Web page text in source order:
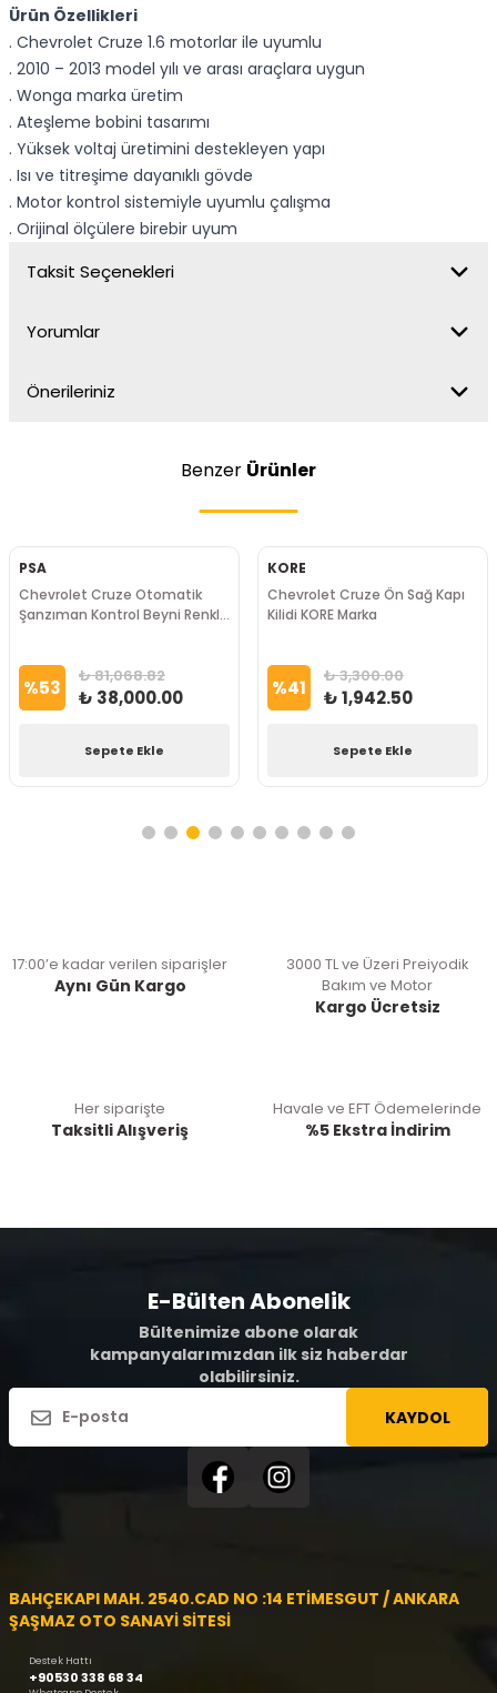
Ürün Özellikleri
. Chevrolet Cruze 1.6 motorlar ile uyumlu
. 2010 – 2013 model yılı ve arası araçlara uygun
. Wonga marka üretim
. Ateşleme bobini tasarımı
. Yüksek voltaj üretimini destekleyen yapı
. Isı ve titreşime dayanıklı gövde
. Motor kontrol sistemiyle uyumlu çalışma
. Orijinal ölçülere birebir uyum
Taksit Seçenekleri
Yorumlar
Önerileriniz
Benzer Ürünler
PSA
Chevrolet Cruze Otomatik
Şanzıman Kontrol Beyni Renkli
%53 ₺ 81,068.82
₺ 38,000.00
Sepete Ekle
KORE
Chevrolet Cruze Ön Sağ Kapı
Kilidi KORE Marka
%41 ₺ 3,300.00
₺ 1,942.50
Sepete Ekle
17:00’e kadar verilen siparişler
Aynı Gün Kargo
3000 TL ve Üzeri Preiyodik
Bakım ve Motor
Kargo Ücretsiz
Her siparişte
Taksitli Alışveriş
Havale ve EFT Ödemelerinde
%5 Ekstra İndirim
E-Bülten Abonelik
Bültenimize abone olarak
kampanyalarımızdan ilk siz haberdar
olabilirsiniz.
KAYDOL
BAHÇEKAPI MAH. 2540.CAD NO :14 ETİMESGUT / ANKARA
ŞAŞMAZ OTO SANAYİ SİTESİ
Destek Hattı
+90530 338 68 34